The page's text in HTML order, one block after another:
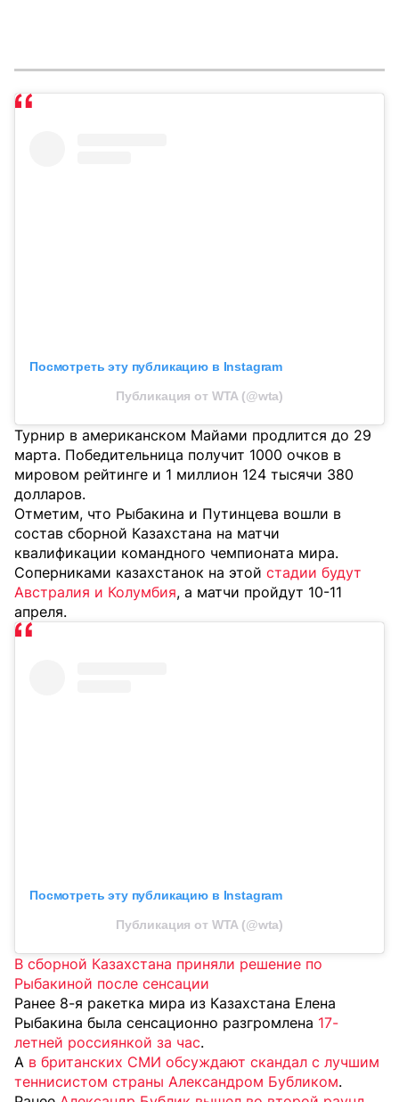
Посмотреть эту публикацию в Instagram
Публикация от WTA (@wta)
Турнир в американском Майами продлится до 29
марта. Победительница получит 1000 очков в
мировом рейтинге и 1 миллион 124 тысячи 380
долларов.
Отметим, что Рыбакина и Путинцева вошли в
состав сборной Казахстана на матчи
квалификации командного чемпионата мира.
Соперниками казахстанок на этой стадии будут
Австралия и Колумбия, а матчи пройдут 10-11
апреля.
Посмотреть эту публикацию в Instagram
Публикация от WTA (@wta)
В сборной Казахстана приняли решение по
Рыбакиной после сенсации
Ранее 8-я ракетка мира из Казахстана Елена
Рыбакина была сенсационно разгромлена 17-
летней россиянкой за час.
А в британских СМИ обсуждают скандал с лучшим
теннисистом страны Александром Бубликом.